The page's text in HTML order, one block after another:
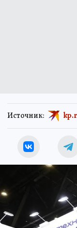
Источник: